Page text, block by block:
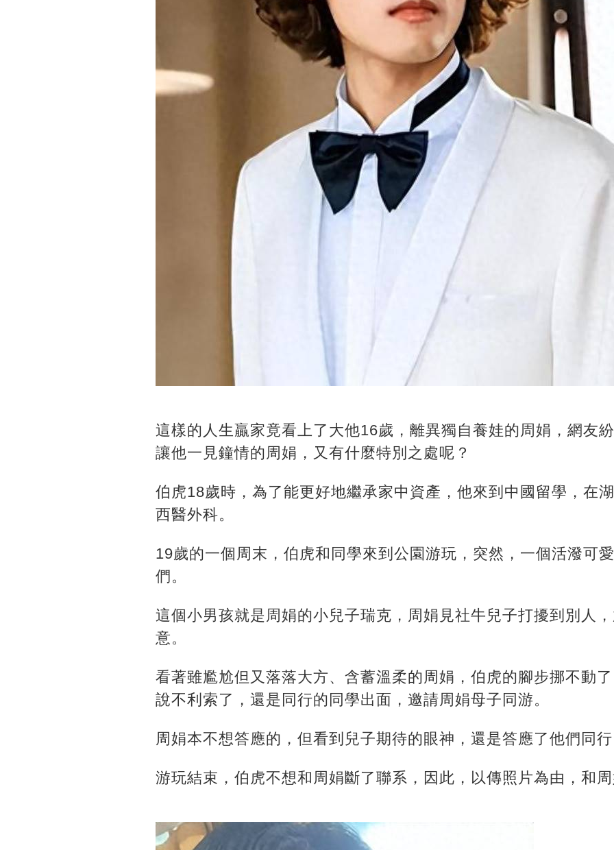
這樣的人生贏家竟看上了大他16歲，離異獨自養娃的周娟，網友
讓他一見鐘情的周娟，又有什麼特別之處呢？
伯虎18歲時，為了能更好地繼承家中資產，他來到中國留學，在
西醫外科。
19歲的一個周末，伯虎和同學來到公園游玩，突然，一個活潑可
們。
這個小男孩就是周娟的小兒子瑞克，周娟見社牛兒子打擾到別人
意。
看著雖尷尬但又落落大方、含蓄溫柔的周娟，伯虎的腳步挪不動
說不利索了，還是同行的同學出面，邀請周娟母子同游。
周娟本不想答應的，但看到兒子期待的眼神，還是答應了他們同行
游玩結束，伯虎不想和周娟斷了聯系，因此，以傳照片為由，和周